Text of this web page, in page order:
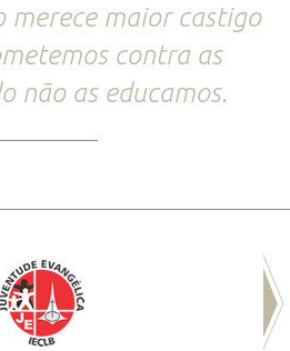
merece maior castigo
contra as
não as educamos.